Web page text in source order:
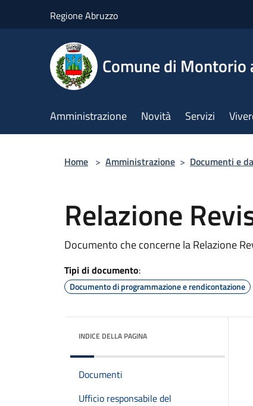
Regione Abruzzo
Comune di Montorio
Amministrazione Novità Servizi
Home > Amministrazione > Documenti e
Relazione
Documento che concerne la Relazione
Tipi di documento:
Documento di programmazione e rendicontazione
INDICE DELLA PAGINA
Documenti
Ufficio responsabile del